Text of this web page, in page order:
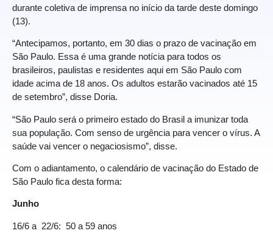
durante coletiva de imprensa no início da tarde deste domingo
(13).
“Antecipamos, portanto, em 30 dias o prazo de vacinação em
São Paulo. Essa é uma grande notícia para todos os
brasileiros, paulistas e residentes aqui em São Paulo com
idade acima de 18 anos. Os adultos estarão vacinados até 15
de setembro”, disse Doria.
“São Paulo será o primeiro estado do Brasil a imunizar toda
sua população. Com senso de urgência para vencer o vírus. A
saúde vai vencer o negaciosismo”, disse.
Com o adiantamento, o calendário de vacinação do Estado de
São Paulo fica desta forma:
Junho
16/6 a 22/6: 50 a 59 anos